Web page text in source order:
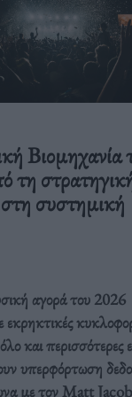
Βιομηχανία
τη
συστημική
αγορά του 2026
εκρηκτικές
και περισσότερες
υπερφόρτωση
με τον Matt